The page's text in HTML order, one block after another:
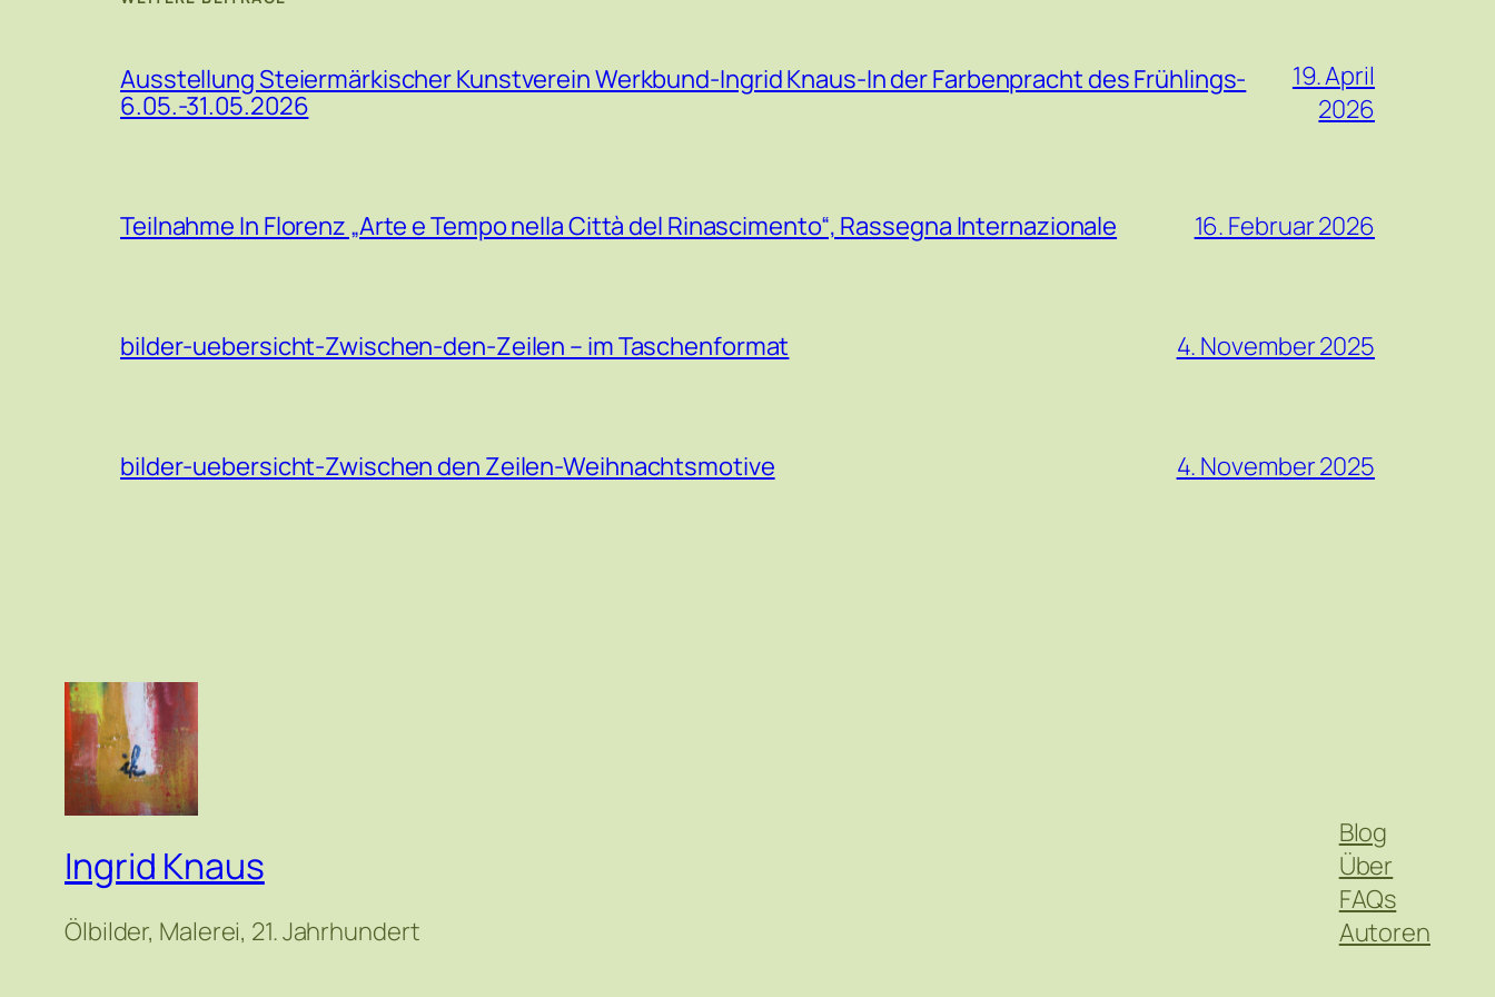
Ausstellung Steiermärkischer Kunstverein Werkbund-Ingrid Knaus-In der Farbenpracht des Frühlings-
6.05.-31.05.2026
19. April
2026
Teilnahme In Florenz „Arte e Tempo nella Città del Rinascimento“, Rassegna Internazionale 16. Februar 2026
bilder-uebersicht-Zwischen-den-Zeilen – im Taschenformat 4. November 2025
bilder-uebersicht-Zwischen den Zeilen-Weihnachtsmotive 4. November 2025
Ingrid Knaus
Ölbilder, Malerei, 21. Jahrhundert
Blog
Über
FAQs
Autoren